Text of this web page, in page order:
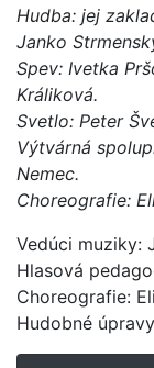
Hudba: jej
Janko
Spev: Ivetka
Králiková.
Svetlo: Peter
Výtvárná
Nemec.
Choreografie:
Vedúci muziky:
Hlasová
Choreografie:
Hudobné